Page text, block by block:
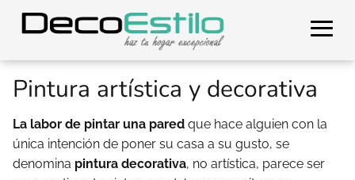
Pintura artística y decorativa
La labor de pintar una pared que hace alguien con la
única intención de poner su casa a su gusto, se
denomina pintura decorativa, no artística, parece ser